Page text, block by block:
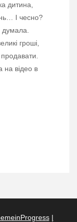
дитина,
І чесно?
думала.
гроші,
на відео в
|